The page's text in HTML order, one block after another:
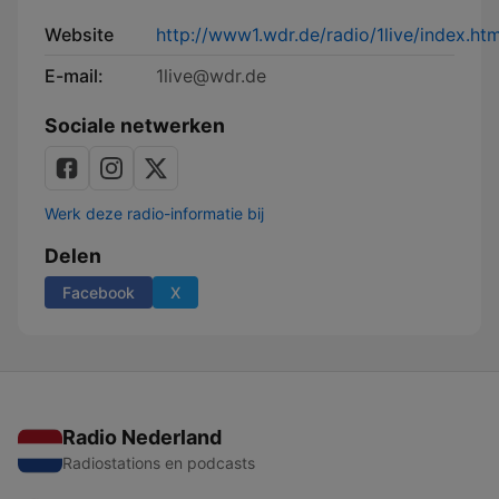
Website
http://www1.wdr.de/radio/1live/
E-mail:
1live@wdr.de
Sociale netwerken
Werk deze radio-informatie bij
Delen
Facebook X
Radio Nederland
Radiostations en podcasts